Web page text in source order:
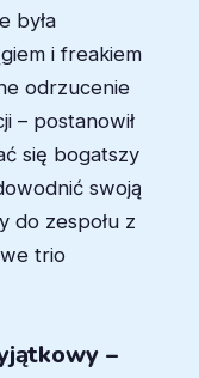
była
i freakiem
odrzucenie
– postanowił
się bogatszy
swoją
do zespołu z
trio
–